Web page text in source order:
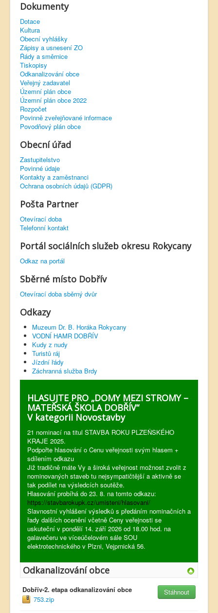
Dokumenty
Dotace
Kultura
Obecní vyhlášky
Zápisy a usnesení ZO
Řády a směrnice
Tiskopisy
Odkanalizování obce
Veřejný zadavatel
Územní plán obce
Územní plán obce 2022
Rozpočet
Povinně zveřejňované informace
Povodňový plán obce
Obecní úřad
Zastupitelstvo
Povinné údaje
Kontakty a zaměstnanci
Ochrana osobních údajů (GDPR)
Pošta Partner
Otevírací doba
Telefonní kontakt
Portál sociálních služeb okresu Rokycany
Odkaz na portál
Sběrné místo Dobřív
Otevírací doba sběrný dvůr
Odkazy
Muzeum Dr. B. Horáka Rokycany
VODNÍ HAMR DOBŘÍV
Kudy z nudy
Turistů ráj
Jízdní řády
Záchranná služba Brdy
HLASUJTE PRO „DOMY MEZI STROMY –
MATEŘSKÁ ŠKOLA DOBŘÍV“
V kategorii Novostavby
21 nominací na titul STAVBA ROKU PLZEŇSKÉHO
KRAJE 2025.
Podpořte hlasování o Cenu veřejnosti svým hlasem +
sdílením odkazu
Již tradičně máte Vy a široká veřejnost možnost zvolit z
nominovaných staveb tu nejsympatičtější a aktivně se
tak podílet na výsledcích soutěže.
Hlasování probíhá do 23. 8. na tomto odkazu:
https://stavbarokupk.cz/umisteni/hlasovani/
Slavnostní vyhlášení výsledků s předáním nominačních a
řady dalších ocenění včetně Ceny veřejnosti se
uskuteční v pondělí 14. září 2026 od 18.00 hod. na
galavečeru ve víceúčelovém sále SOU
elektrotechnického v Plzni, Vejprnická 56.
Odkanalizování obce
Dobřív-2. etapa odkanalizování obce
753.zip
Stáhnout